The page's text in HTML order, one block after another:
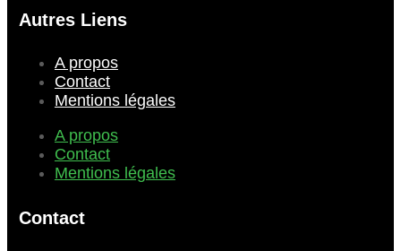
Autres Liens
A propos
Contact
Mentions légales
A propos
Contact
Mentions légales
Contact